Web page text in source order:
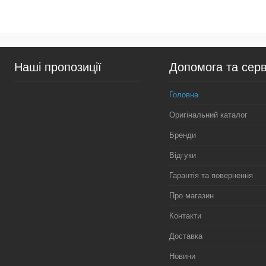
Купити в 1 клік Порівняння
У вибране У наявності
Купити в 1 клік
У вибране
Наші пропозиції Допомога та
Головна
Оригінальний каталог
Бренди
Відгуки
Гарантія та повернення
Про магазин
Контакти
Доставка
Новини